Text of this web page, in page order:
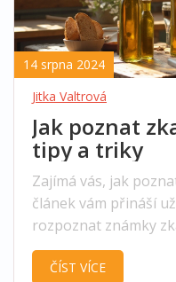
14 srpna 2024
Jitka Valtrová
Jak poznat
tipy a triky
Zajímá vás, jak
článek vám přináší
rozpoznat známky
skladovat, a co dělat
váš olej už není v
ČÍST VÍCE